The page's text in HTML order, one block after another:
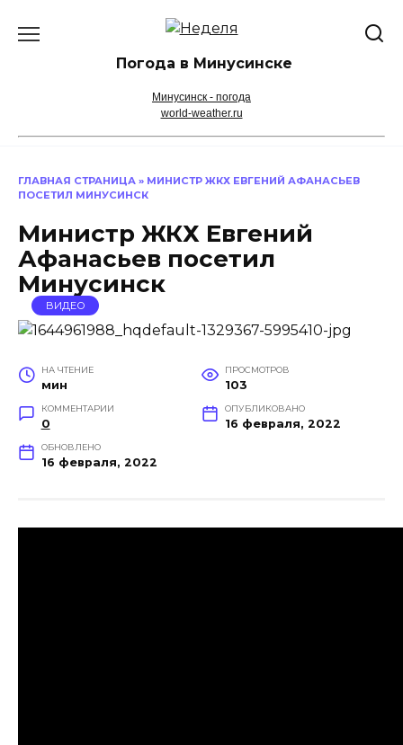
Погода в Минусинске
Минусинск - погода
world-weather.ru
ГЛАВНАЯ СТРАНИЦА » МИНИСТР ЖКХ ЕВГЕНИЙ АФАНАСЬЕВ
ПОСЕТИЛ МИНУСИНСК
Министр ЖКХ Евгений
Афанасьев посетил
Минусинск
ВИДЕО
НА ЧТЕНИЕ
мин
ПРОСМОТРОВ
103
КОММЕНТАРИИ
0
ОПУБЛИКОВАНО
16 февраля, 2022
ОБНОВЛЕНО
16 февраля, 2022